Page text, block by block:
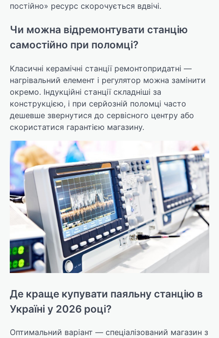
постійно» ресурс скорочується вдвічі.
Чи можна відремонтувати станцію
самостійно при поломці?
Класичні керамічні станції ремонтопридатні —
нагрівальний елемент і регулятор можна замінити
окремо. Індукційні станції складніші за
конструкцією, і при серйозній поломці часто
дешевше звернутися до сервісного центру або
скористатися гарантією магазину.
Де краще купувати паяльну станцію в
Україні у 2026 році?
Оптимальний варіант — спеціалізований магазин з